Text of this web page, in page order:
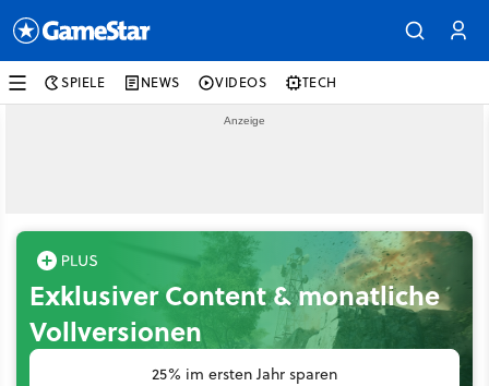
SPIELE NEWS VIDEOS TECH
Exklusiver Content & monatliche
Vollversionen
25% im ersten Jahr sparen